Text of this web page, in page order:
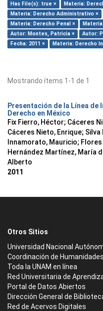
Has File(s): true ×
Materia:
Materia: Derecho Administrativo ×
Materia: Derecho Penal ×
Autor: Montes, Patricia ×
Autor:
Fecha: 2011 ×
Materia: Derecho
Mostrando ítems 1-1 de 1
Presentación de la Línea de
Derecho en México
Fix Fierro, Héctor; Cáceres
Cáceres Nieto, Enrique; Silva
Innamorato, Mauricio;
Hernández Martínez, María
Alberto
2011
Otros Sitios
Universidad Nacional
Coordinación de
Toda la UNAM en línea
Red Universitaria de
Portal de Datos Abiertos
Dirección General de
Red de Acervos Digitales